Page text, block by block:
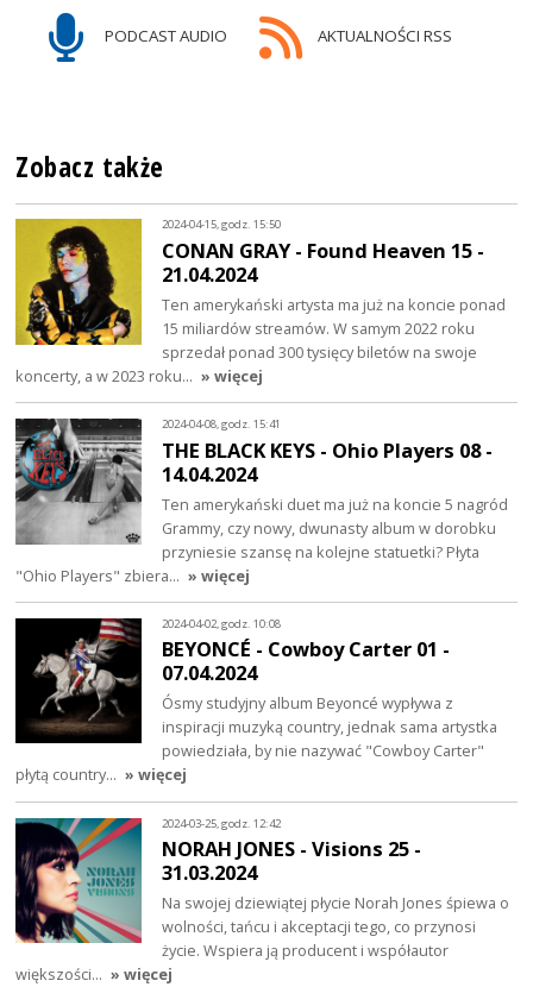
PODCAST AUDIO AKTUALNOŚCI RSS
Zobacz także
2024-04-15, godz. 15:50
CONAN GRAY - Found Heaven 15 -
21.04.2024
Ten amerykański artysta ma już na koncie ponad
15 miliardów streamów. W samym 2022 roku
sprzedał ponad 300 tysięcy biletów na swoje
koncerty, a w 2023 roku… » więcej
2024-04-08, godz. 15:41
THE BLACK KEYS - Ohio Players 08 -
14.04.2024
Ten amerykański duet ma już na koncie 5 nagród
Grammy, czy nowy, dwunasty album w dorobku
przyniesie szansę na kolejne statuetki? Płyta
"Ohio Players" zbiera… » więcej
2024-04-02, godz. 10:08
BEYONCÉ - Cowboy Carter 01 -
07.04.2024
Ósmy studyjny album Beyoncé wypływa z
inspiracji muzyką country, jednak sama artystka
powiedziała, by nie nazywać "Cowboy Carter"
płytą country… » więcej
2024-03-25, godz. 12:42
NORAH JONES - Visions 25 -
31.03.2024
Na swojej dziewiątej płycie Norah Jones śpiewa o
wolności, tańcu i akceptacji tego, co przynosi
życie. Wspiera ją producent i współautor
większości… » więcej